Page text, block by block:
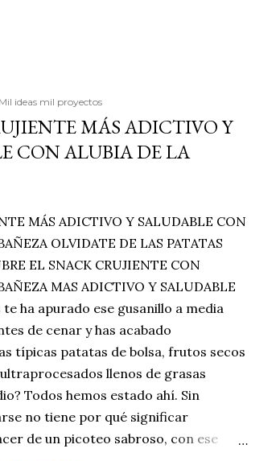
ideas mil proyectos
MÁS ADICTIVO Y
CON ALUBIA DE LA
MÁS ADICTIVO Y SALUDABLE CON
OLVIDATE DE LAS PATATAS
EL SNACK CRUJIENTE CON
MAS ADICTIVO Y SALUDABLE
te ha apurado ese gusanillo a media
de cenar y has acabado
típicas patatas de bolsa, frutos secos
llenos de grasas
Todos hemos estado ahí. Sin
no tiene por qué significar
de un picoteo sabroso, con ese